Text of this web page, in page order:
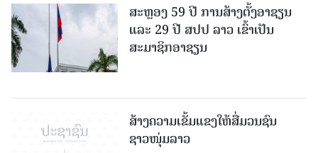
ສະຫຼອງ 59 ປີ ການສ້າງຕັ້ງອາຊຽນ
ແລະ 29 ປີ ສປປ ລາວ ເຂົ້າເປັນ
ສະມາຊິກອາຊຽນ
ສ້າງຄວາມເຂັ້ມແຂງໃຫ້ສື່ມວນຊົນ
ຊາວໜຸ່ມລາວ